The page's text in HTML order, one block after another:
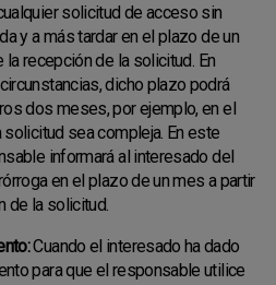
solicitud de acceso sin
y a más tardar en el plazo de un
la recepción de la solicitud. En
dicho plazo podrá
dos meses, por ejemplo, en el
sea compleja. En este
informará al interesado del
en el plazo de un mes a partir
de la solicitud.
Cuando el interesado ha dado
para que el responsable utilice